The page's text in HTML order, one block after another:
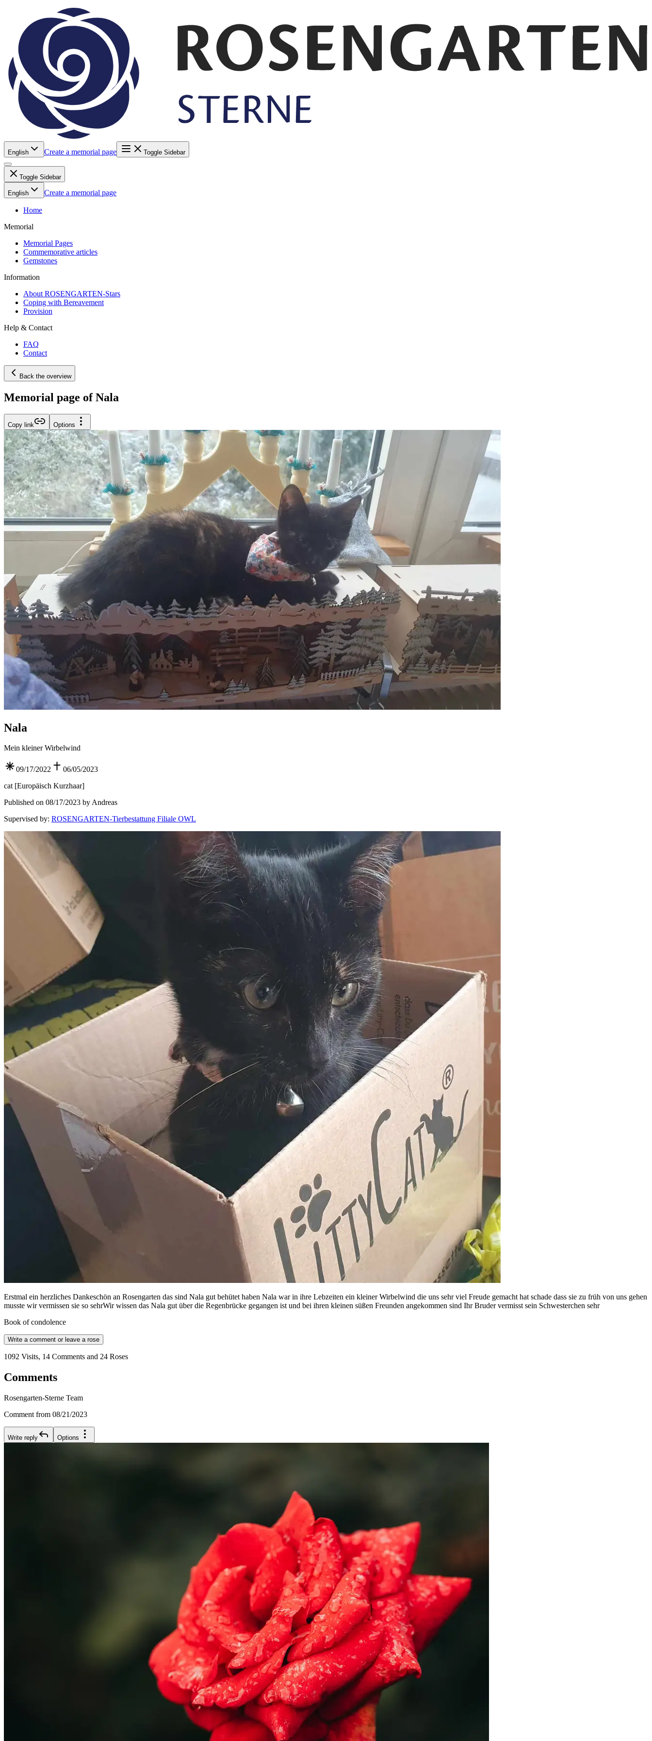
English Create a memorial page Toggle Sidebar
Toggle Sidebar
English Create a memorial page
Home
Memorial
Memorial Pages
Commemorative articles
Gemstones
Information
About ROSENGARTEN-Stars
Coping with Bereavement
Provision
Help & Contact
FAQ
Contact
Back the overview
Memorial page of Nala
Copy link Options
Nala
Mein kleiner Wirbelwind
09/17/2022
06/05/2023
cat[Europäisch Kurzhaar]
Published on 08/17/2023 by Andreas
Supervised by: ROSENGARTEN-Tierbestattung Filiale OWL
Erstmal ein herzliches Dankeschön an Rosengarten das sind Nala gut behütet haben Nala war in ihre Lebzeiten ein kleiner Wirbelwind die uns sehr viel Freude gemacht hat schade dass sie zu früh von uns gehen
musste wir vermissen sie so sehrWir wissen das Nala gut über die Regenbrücke gegangen ist und bei ihren kleinen süßen Freunden angekommen sind Ihr Bruder vermisst sein Schwesterchen sehr
Book of condolence
Write a comment or leave a rose
1092 Visits, 14 Comments and 24 Roses
Comments
Rosengarten-Sterne Team
Comment from 08/21/2023
Write reply Options